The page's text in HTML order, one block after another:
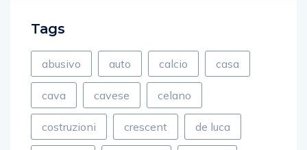
Tags
abusivo auto calcio casa
cava cavese celano
costruzioni crescent de luca